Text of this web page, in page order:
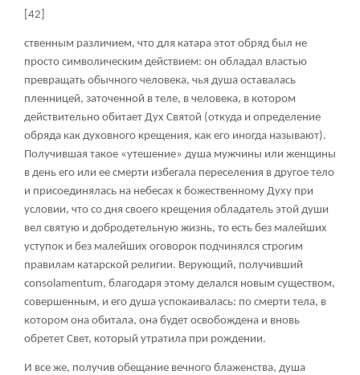
[42]
ственным различием, что для катара этот обряд был не
просто символическим действием: он обладал властью
превращать обычного человека, чья душа оставалась
пленницей, заточенной в теле, в человека, в котором
действительно обитает Дух Святой (откуда и определение
обряда как духовного крещения, как его иногда называют).
Получившая такое «утешение» душа мужчины или женщины
в день его или ее смерти избегала переселения в другое тело
и присоединялась на небесах к божественному Духу при
условии, что со дня своего крещения обладатель этой души
вел святую и добродетельную жизнь, то есть без малейших
уступок и без малейших оговорок подчинялся строгим
правилам катарской религии. Верующий, получивший
consolamentum, благодаря этому делался новым существом,
совершенным, и его душа успокаивалась: по смерти тела, в
котором она обитала, она будет освобождена и вновь
обретет Свет, который утратила при рождении.
И все же, получив обещание вечного блаженства, душа